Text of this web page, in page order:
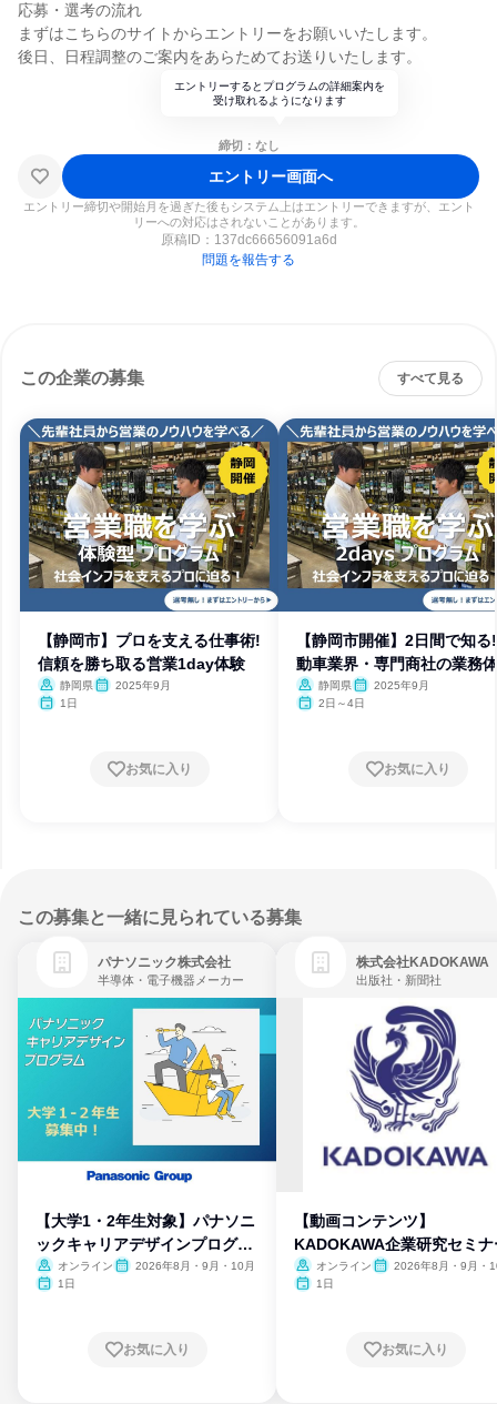
応募・選考の流れ
まずはこちらのサイトからエントリーをお願いいたします。
後日、日程調整のご案内をあらためてお送りいたします。
エントリーするとプログラムの詳細案内を
受け取れるようになります
締切：なし
エントリー画面へ
エントリー締切や開始月を過ぎた後もシステム上はエントリーできますが、エント
リーへの対応はされないことがあります。
原稿ID： 137dc66656091a6d
問題を報告する
この企業の募集 すべて見る
【静岡市】プロを支える仕事術!
信頼を勝ち取る営業1day体験
静岡県
2025年9月
1日
お気に入り
【静岡市開催】2日間で知る
動車業界・専門商社の業務
静岡県
2025年9月
2日～4日
お気に入り
この募集と一緒に見られている募集
パナソニック株式会社
半導体・電子機器メーカー
【大学1・2年生対象】パナソニ
ックキャリアデザインプログラ
ム
オンライン
2026年8月・9月・10月
1日
お気に入り
株式会社KADOKAWA
出版社・新聞社
【動画コンテンツ】
KADOKAWA企業研究セミナ
オンライン
2026年8月・9月・
1日
お気に入り